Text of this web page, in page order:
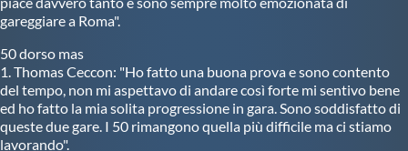
gareggiare a Roma".
50 dorso mas
1. Thomas Ceccon: "Ho fatto una buona prova e sono contento
del tempo, non mi aspettavo di andare così forte mi sentivo bene
ed ho fatto la mia solita progressione in gara. Sono soddisfatto di
queste due gare. I 50 rimangono quella più difficile ma ci stiamo
lavorando".